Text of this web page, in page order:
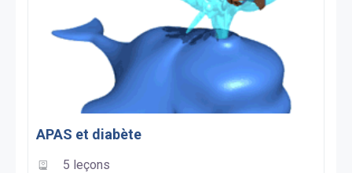
APAS et diabète
5 leçons